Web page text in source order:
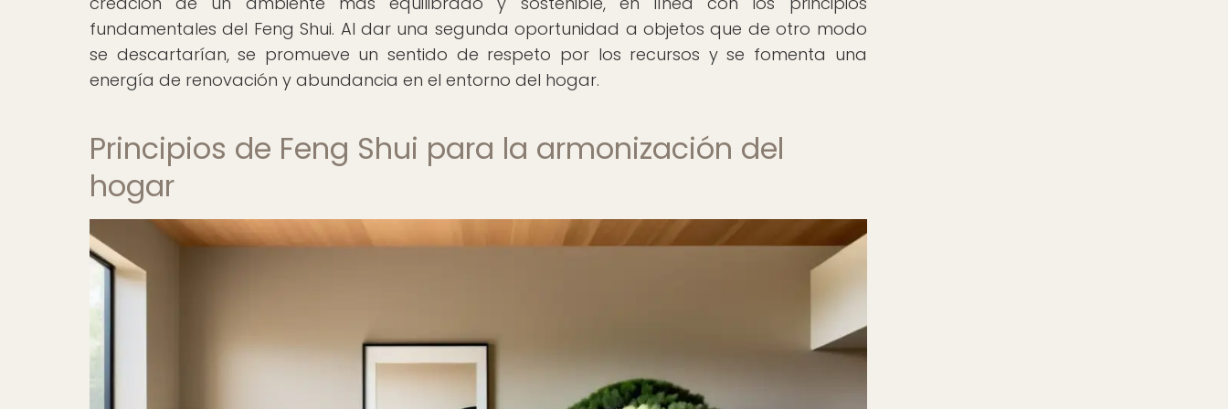
fundamentales del Feng Shui. Al dar una segunda oportunidad a objetos que de otro modo
se descartarían, se promueve un sentido de respeto por los recursos y se fomenta una
energía de renovación y abundancia en el entorno del hogar.
Principios de Feng Shui para la armonización del
hogar